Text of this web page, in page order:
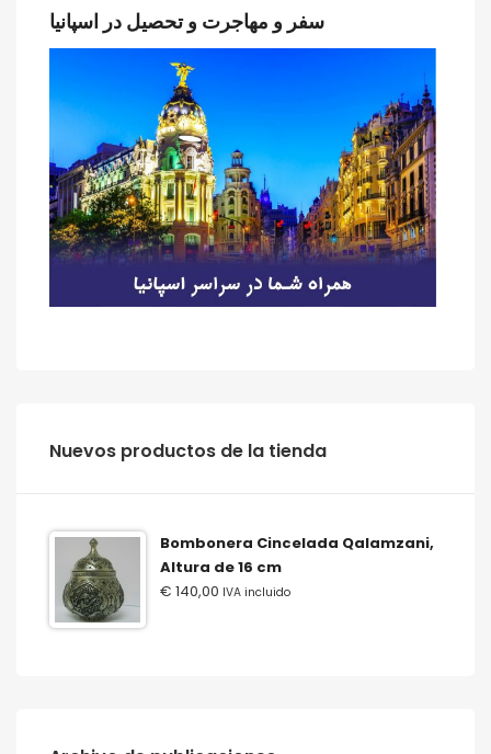
سفر و مهاجرت و تحصیل در اسپانیا
‫‪Nuevos‬‬ ‫‪productos‬‬ ‫‪de‬‬ ‫‪la‬‬ ‫‪tienda‬‬
Bombonera Cincelada Qalamzani,
Altura de 16 cm
€ 140,00 IVA incluido